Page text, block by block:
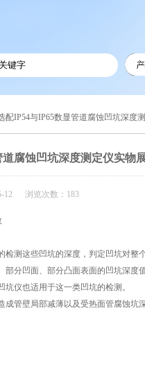
配IP54与IP65数显管道腐蚀凹坑深度
腐蚀凹坑深度测定仪实物
12 浏览次数：183
测这些凹坑的深度，判定凹坑对整
分凹面、部分凸面表面的凹坑深度
仪也适用于这一类凹坑的检测。
管壁局部减薄以及受热面管腐蚀坑深